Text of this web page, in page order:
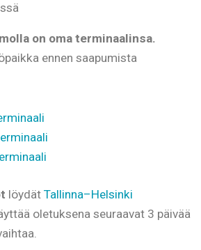
on oma terminaalinsa.
ennen saapumista
löydät Tallinna–Helsinki
oletuksena seuraavat 3 päivää